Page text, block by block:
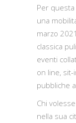
Per
una
marzo
classica
eventi
on line,
pubbliche
Chi
nella sua